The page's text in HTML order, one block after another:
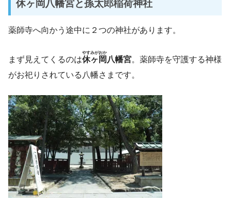
休ヶ岡八幡宮と孫太郎稲荷神社
薬師寺へ向かう途中に２つの神社があります。
まず見えてくるのは休ヶ岡
やすみがおか
八幡宮。薬師寺を守護する神様
がお祀りされている八幡さまです。